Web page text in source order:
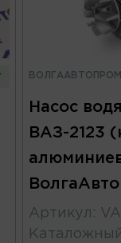
ВОЛГААВТОПРОМ
Насос
ВАЗ-2123
Артикул :